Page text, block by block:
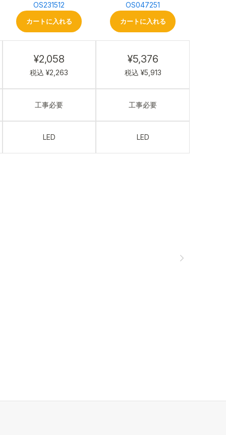
OS231512
カートに入れる
¥2,058
税込 ¥2,263
工事必要
LED
OS047251
カートに入れる
¥5,376
税込 ¥5,913
工事必要
LED